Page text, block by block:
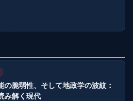
の脆弱性、そして地政学の波紋：
み解く現代